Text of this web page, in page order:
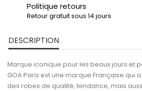
Politique retours
Retour gratuit sous 14 jours
DESCRIPTION
Marque iconique pour les beaux jours et
GOA Paris est une marque Française
des robes de qualité, tendance, mais